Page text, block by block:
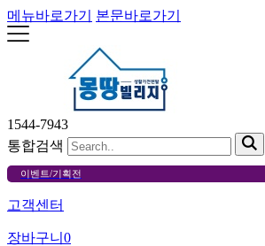
메뉴바로가기 본문바로가기
1544-7943
통합검색
이벤트/기획전
고객센터
장바구니 0